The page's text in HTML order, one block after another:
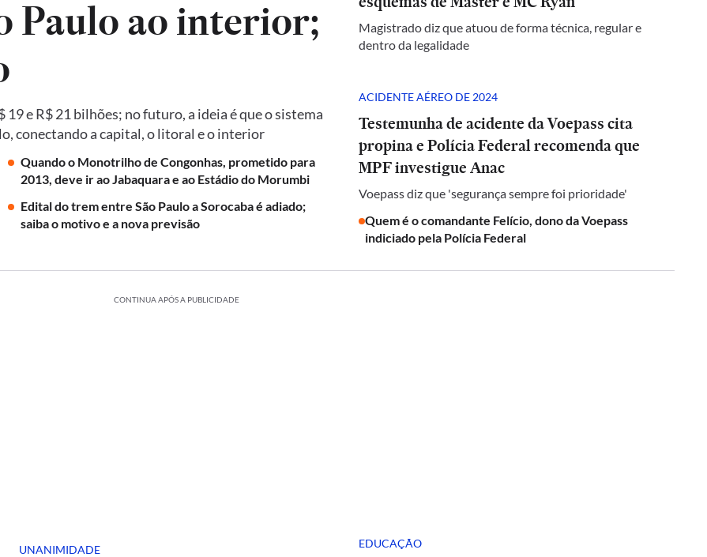
Paulo ao interior;
e R$ 21 bilhões; no futuro, a ideia é que o sistema
conectando a capital, o litoral e o interior
Quando o Monotrilho de Congonhas, prometido para
2013, deve ir ao Jabaquara e ao Estádio do Morumbi
Edital do trem entre São Paulo a Sorocaba é adiado;
saiba o motivo e a nova previsão
Magistrado diz que atuou de forma técnica, regular e
dentro da legalidade
ACIDENTE AÉREO DE 2024
Testemunha de acidente da Voepass cita
propina e Polícia Federal recomenda que
MPF investigue Anac
Voepass diz que 'segurança sempre foi prioridade'
Quem é o comandante Felício, dono da Voepass
indiciado pela Polícia Federal
CONTINUA APÓS A PUBLICIDADE
UNANIMIDADE EDUCAÇÃO